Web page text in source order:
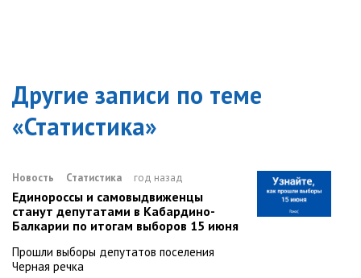
Другие записи по теме
«Статистика»
Новость Статистика год назад
Единороссы и самовыдвиженцы
станут депутатами в Кабардино-
Балкарии по итогам выборов 15 июня
Прошли выборы депутатов поселения
Черная речка